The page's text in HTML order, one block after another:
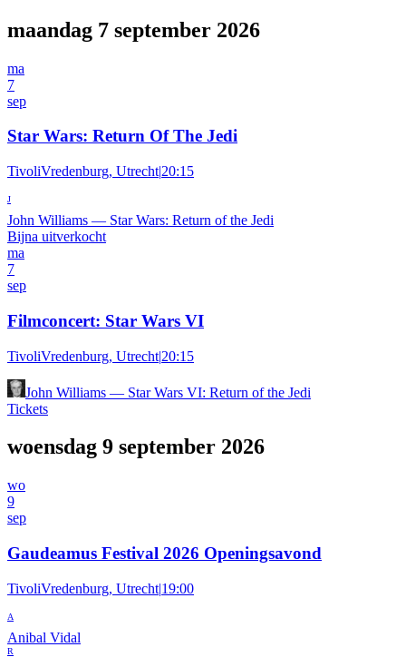
maandag 7 september 2026
ma
7
sep
Star Wars: Return Of The Jedi
TivoliVredenburg, Utrecht|20:15
J
John Williams — Star Wars: Return of the Jedi
Bijna uitverkocht
ma
7
sep
Filmconcert: Star Wars VI
TivoliVredenburg, Utrecht|20:15
John Williams — Star Wars VI: Return of the Jedi
Tickets
woensdag 9 september 2026
wo
9
sep
Gaudeamus Festival 2026 Openingsavond
TivoliVredenburg, Utrecht|19:00
A
Anibal Vidal
R